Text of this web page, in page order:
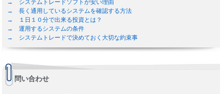
→ システムトレードソフトが安い理由
→ 長く通用しているシステムを確認する方法
→ １日１０分で出来る投資とは？
→ 運用するシステムの条件
→ システムトレードで決めておく大切な約束事
問い合わせ